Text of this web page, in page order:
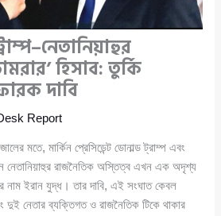
হিসাব: তুর্কি
দাবি
Report
মতে, মার্কিন প্রেসিডেন্ট ডোনাল্ড ট্রাম্প এবং
নেতানিয়াহুর রাজনৈতিক অস্তিত্ব এখন এক অদৃশ্য
ইরান যুদ্ধ। তার দাবি, এই সংঘাত কেবল
নেতার ব্যক্তিগত ও রাজনৈতিক টিকে থাকার